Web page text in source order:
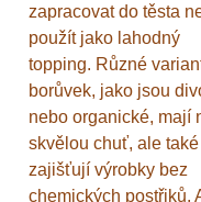
zapracovat do těsta
použít jako lahodný
topping. Různé
borůvek, jako jsou
nebo organické, mají
skvělou chuť, ale také
zajišťují výrobky bez
chemických postřiků.